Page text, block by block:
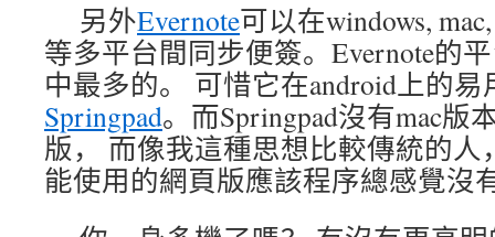
另外Evernote可以在windows,
等多平台間同步便簽。Evernote的
中最多的。 可惜它在android上的
Springpad。而Springpad沒有mac版
版， 而像我這種思想比較傳統的
能使用的網頁版應該程序總感覺沒